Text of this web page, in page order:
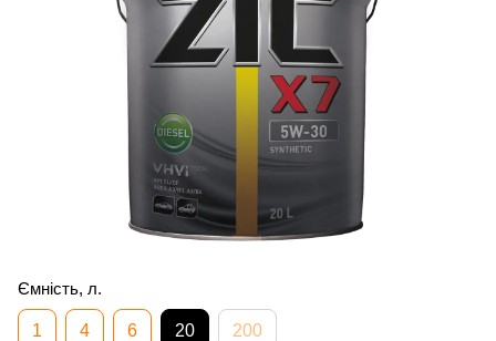
Ємність, л.
1 4 6 20 200